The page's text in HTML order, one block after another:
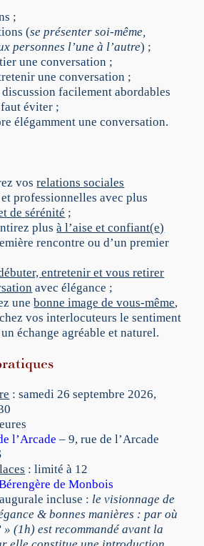
;
(se présenter soi-même,
personnes l’une à l’autre) ;
une conversation ;
une conversation ;
discussion facilement abordables
éviter ;
élégamment une conversation.
vosrelations sociales
professionnelles avec plus
de sérénité ;
plusà l’aise et confiant(e)
rencontre ou d’un premier
entretenir et vous retirer
avec élégance ;
unebonne image de vous-même,
vos interlocuteurs le sentiment
échange agréable et naturel.
: samedi 26 septembre 2026,
l’Arcade – 9, rue de l’Arcade
: limité à 12
de Monbois
incluse : le visionnage de
& bonnes manières : par où
» (1h) est recommandé avant la